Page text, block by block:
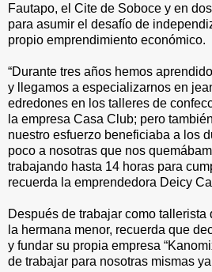
Fautapo, el Cite de Soboce y en
para asumir el desafío de
propio emprendimiento económico.
“Durante tres años hemos
y llegamos a especializarnos en
edredones en los talleres de
la empresa Casa Club; pero
nuestro esfuerzo beneficiaba a los
poco a nosotras que nos
trabajando hasta 14 horas para
recuerda la emprendedora Deicy
Después de trabajar como tallerista
la hermana menor, recuerda que
y fundar su propia empresa
de trabajar para nosotras mismas ya